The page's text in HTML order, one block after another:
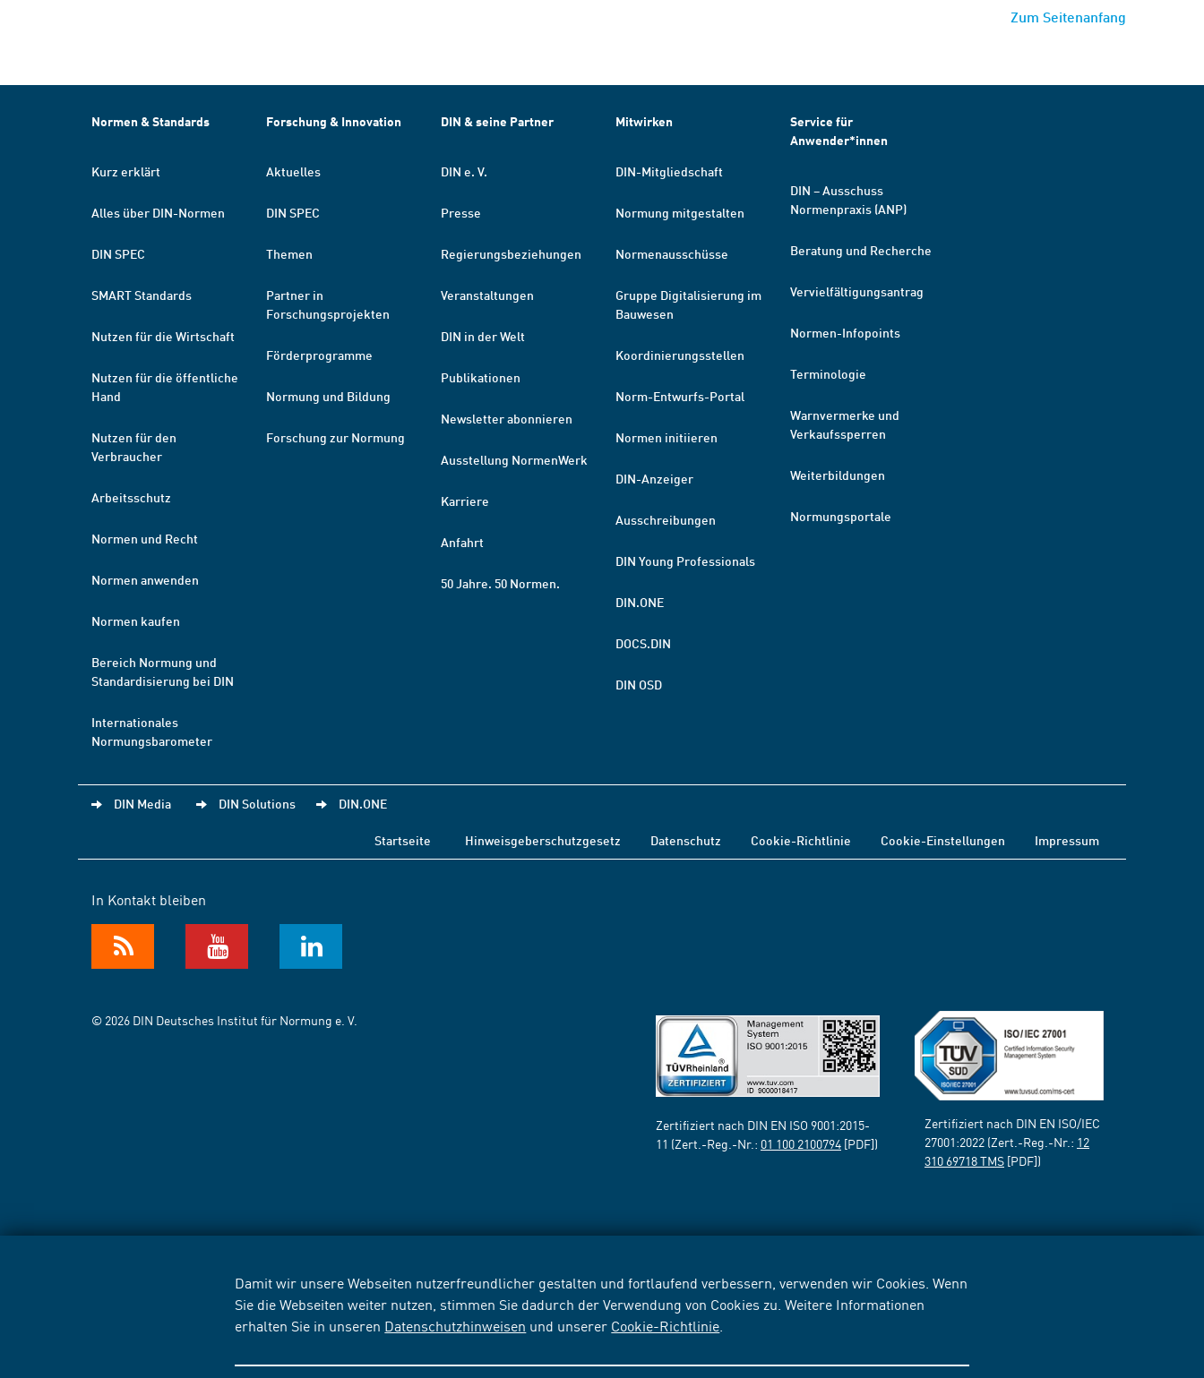
Damit wir unsere Webseiten nutzerfreundlicher gestalten und fortlaufend verbessern, verwenden wir Cookies. Wenn
Sie die Webseiten weiter nutzen, stimmen Sie dadurch der Verwendung von Cookies zu. Weitere Informationen
erhalten Sie in unseren Datenschutzhinweisen und unserer Cookie-Richtlinie
Zum Seitenanfang
Normen & Standards
Kurz erklärt
Alles über DIN-Normen
DIN SPEC
SMART Standards
Nutzen für die Wirtschaft
Nutzen für die öffentliche
Hand
Nutzen für den
Verbraucher
Arbeitsschutz
Normen und Recht
Normen anwenden
Normen kaufen
Bereich Normung und
Standardisierung bei DIN
Internationales
Normungsbarometer
Forschung & Innovation
Aktuelles
DIN SPEC
Themen
Partner in
Forschungsprojekten
Förderprogramme
Normung und Bildung
Forschung zur Normung
DIN & seine Partner
DIN e. V.
Presse
Regierungsbeziehungen
Veranstaltungen
DIN in der Welt
Publikationen
Newsletter abonnieren
Ausstellung NormenWerk
Karriere
Anfahrt
50 Jahre. 50 Normen.
Mitwirken
DIN-Mitgliedschaft
Normung mitgestalten
Normenausschüsse
Gruppe Digitalisierung im
Bauwesen
Koordinierungsstellen
Norm-Entwurfs-Portal
Normen initiieren
DIN-Anzeiger
Ausschreibungen
DIN Young Professionals
DIN.ONE
DOCS.DIN
DIN OSD
Service für
Anwender*innen
DIN – Ausschuss
Normenpraxis (ANP)
Beratung und Recherche
Vervielfältigungsantrag
Normen-Infopoints
Terminologie
Warnvermerke und
Verkaufssperren
Weiterbildungen
Normungsportale
DIN Media DIN Solutions DIN.ONE
Startseite Hinweisgeberschutzgesetz Datenschutz Cookie-Richtlinie Cookie-Einstellungen Impressum
In Kontakt bleiben
© 2026 DIN Deutsches Institut für Normung e. V.
Zertifiziert nach DIN EN ISO 9001:2015-
11 (Zert.-Reg.-Nr.: 01 100 2100794 [PDF])
Zertifiziert nach DIN EN ISO/IEC
27001:2022 (Zert.-Reg.-Nr.: 12
310 69718 TMS [PDF])